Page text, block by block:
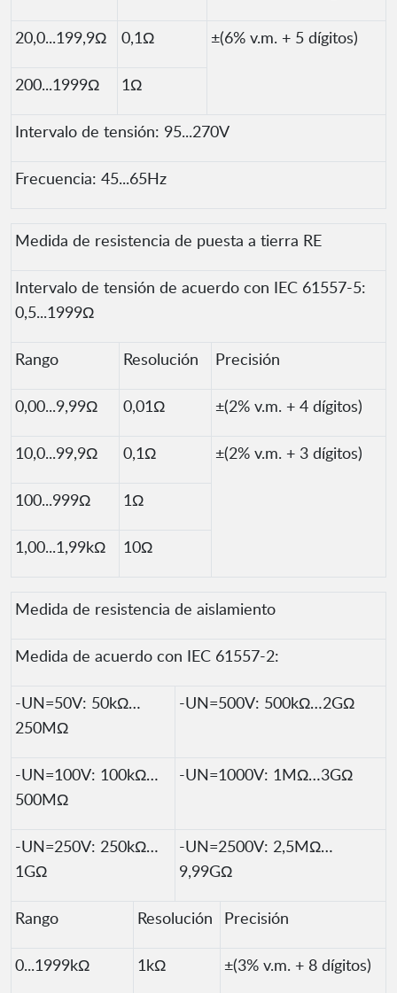
20,0...199,9Ω 0,1Ω ±(6% v.m. + 5 dígitos)
200...1999Ω 1Ω
Intervalo de tensión: 95...270V
Frecuencia: 45...65Hz
Medida de resistencia de puesta a tierra RE
Intervalo de tensión de acuerdo con IEC 61557-5:
0,5...1999Ω
Rango Resolución Precisión
0,00...9,99Ω 0,01Ω ±(2% v.m. + 4 dígitos)
10,0...99,9Ω 0,1Ω ±(2% v.m. + 3 dígitos)
100...999Ω 1Ω
1,00...1,99kΩ 10Ω
Medida de resistencia de aislamiento
Medida de acuerdo con IEC 61557-2:
-UN=50V: 50kΩ…
250MΩ
-UN=500V: 500kΩ…2GΩ
-UN=100V: 100kΩ…
500MΩ
-UN=1000V: 1MΩ…3GΩ
-UN=250V: 250kΩ…
1GΩ
-UN=2500V: 2,5MΩ…
9,99GΩ
Rango Resolución Precisión
0...1999kΩ 1kΩ ±(3% v.m. + 8 dígitos)